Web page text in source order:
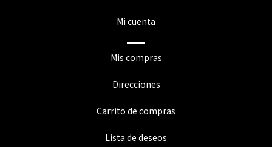
Mi cuenta
Mis compras
Direcciones
Carrito de compras
Lista de deseos